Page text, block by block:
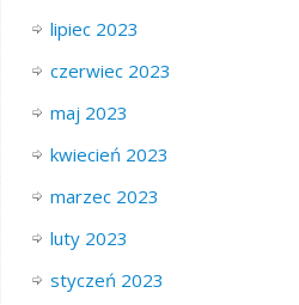
lipiec 2023
czerwiec 2023
maj 2023
kwiecień 2023
marzec 2023
luty 2023
styczeń 2023